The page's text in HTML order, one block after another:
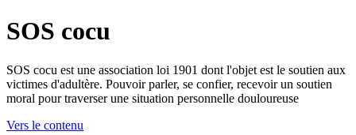
SOS cocu
SOS cocu est une association loi 1901 dont l'objet est le soutien aux
victimes d'adultère. Pouvoir parler, se confier, recevoir un soutien
moral pour traverser une situation personnelle douloureuse
Vers le contenu